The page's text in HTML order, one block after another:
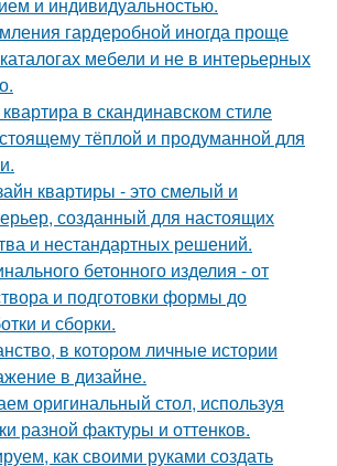
гардеробной иногда проще
мебели и не в интерьерных
в скандинавском стиле
тёплой и продуманной для
квартиры - это смелый и
созданный для настоящих
и нестандартных решений.
бетонного изделия - от
и подготовки формы до
и сборки.
в котором личные истории
в дизайне.
оригинальный стол, используя
разной фактуры и оттенков.
как своими руками создать